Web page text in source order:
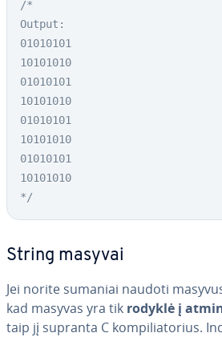
/*
Output:
01010101
10101010
01010101
10101010
01010101
10101010
01010101
10101010
*/
String masyvai
Jei norite sumaniai naudoti
kad masyvas yra tik rodyklė į
taip jį supranta C kom­pi­lia­to­rius.